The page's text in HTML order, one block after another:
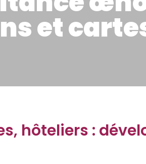
et
hôteliers :